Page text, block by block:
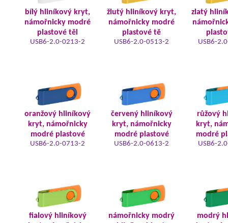
bílý hliníkový kryt,
námořnicky modré
plastové těl
USB6-2.0-0213-2
žlutý hliníkový kryt,
námořnicky modré
plastové tě
USB6-2.0-0513-2
zlatý
USB6-
oranžový hliníkový
kryt, námořnicky
modré plastové
USB6-2.0-0713-2
červený hliníkový
kryt, námořnicky
modré plastové
USB6-2.0-0613-2
růžový
kryt,
modré
USB6-
fialový hliníkový
námořnicky modrý
modrý